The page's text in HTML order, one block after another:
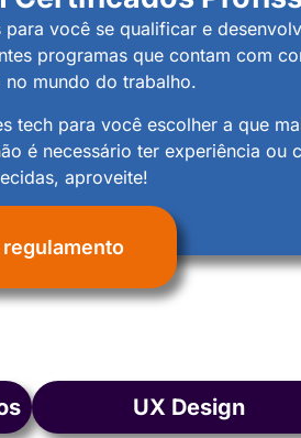
você se qualificar e
programas que contam com
mundo do trabalho.
tech para você escolher a que
é necessário ter experiência ou
aproveite!
regulamento
UX Design